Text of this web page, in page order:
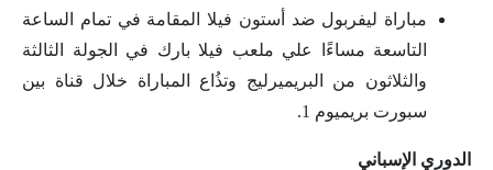
مباراة ليفربول ضد أستون فيلا المقامة في تمام الساعة
التاسعة مساءًا علي ملعب فيلا بارك في الجولة الثالثة
والثلاثون من البريميرليج وتذُاع المباراة خلال قناة بين
سبورت بريميوم 1.
الدوري الإسباني